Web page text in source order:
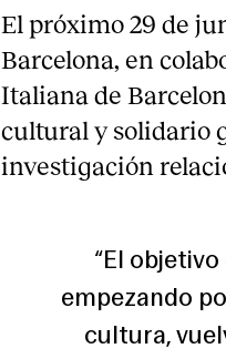
El próximo 29 de
Barcelona, en
Italiana de
cultural y solidario
investigación
“El
empezando
cultura,